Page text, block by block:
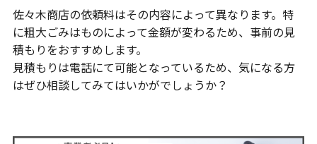
佐々木商店の依頼料はその内容によって異なります。特
に粗大ごみはものによって金額が変わるため、事前の見
積もりをおすすめします。
見積もりは電話にて可能となっているため、気になる方
はぜひ相談してみてはいかがでしょうか？